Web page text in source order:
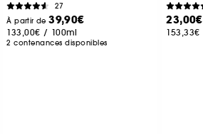
27
À partir de39,90€
133,00€ / 100ml
2 contenances disponibles
23,00€
153,33€